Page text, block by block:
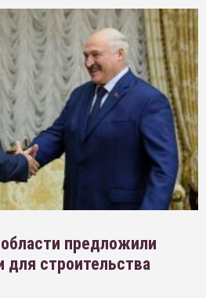
предложили
для строительства